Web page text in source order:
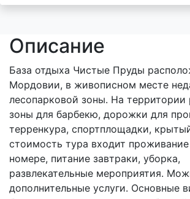
Описание
База отдыха Чистые Пруды
Мордовии, в живописном месте
лесопарковой зоны. На
зоны для барбекю, дорожки для
терренкура, спортплощадки,
стоимость тура входит
номере, питание завтраки, уборка,
развлекательные мероприятия.
дополнительные услуги. Основные